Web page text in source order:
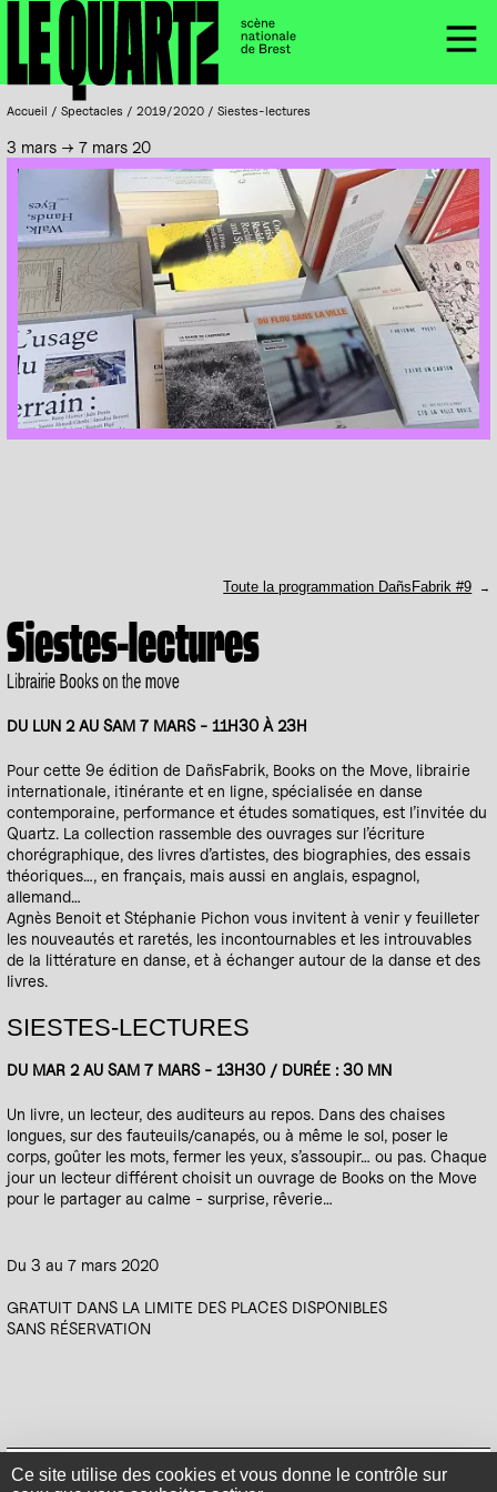
Panneau de gestion des cookies
Ce site utilise des cookies et vous donne le contrôle sur
Accueil
Menu
Accueil / Spectacles / 2019/2020 / Siestes-lectures
3 mars → 7 mars 20
Toute la programmation DañsFabrik #9
Siestes-lectures
Librairie Books on the move
DU LUN 2 AU SAM 7 MARS - 11H30 À 23H
Pour cette 9e édition de DañsFabrik, Books on the Move, librairie
internationale, itinérante et en ligne, spécialisée en danse
contemporaine, performance et études somatiques, est l’invitée du
Quartz. La collection rassemble des ouvrages sur l’écriture
chorégraphique, des livres d’artistes, des biographies, des essais
théoriques…, en français, mais aussi en anglais, espagnol,
allemand…
Agnès Benoit et Stéphanie Pichon vous invitent à venir y feuilleter
les nouveautés et raretés, les incontournables et les introuvables
de la littérature en danse, et à échanger autour de la danse et des
livres.
SIESTES-LECTURES
DU MAR 2 AU SAM 7 MARS - 13H30 / DURÉE : 30 MN
Un livre, un lecteur, des auditeurs au repos. Dans des chaises
longues, sur des fauteuils/canapés, ou à même le sol, poser le
corps, goûter les mots, fermer les yeux, s’assoupir… ou pas. Chaque
jour un lecteur différent choisit un ouvrage de Books on the Move
pour le partager au calme - surprise, rêverie…
Du 3 au 7 mars 2020
GRATUIT DANS LA LIMITE DES PLACES DISPONIBLES
SANS RÉSERVATION
Mentions légales Politique de confidentialité Plan du site
Se connecter